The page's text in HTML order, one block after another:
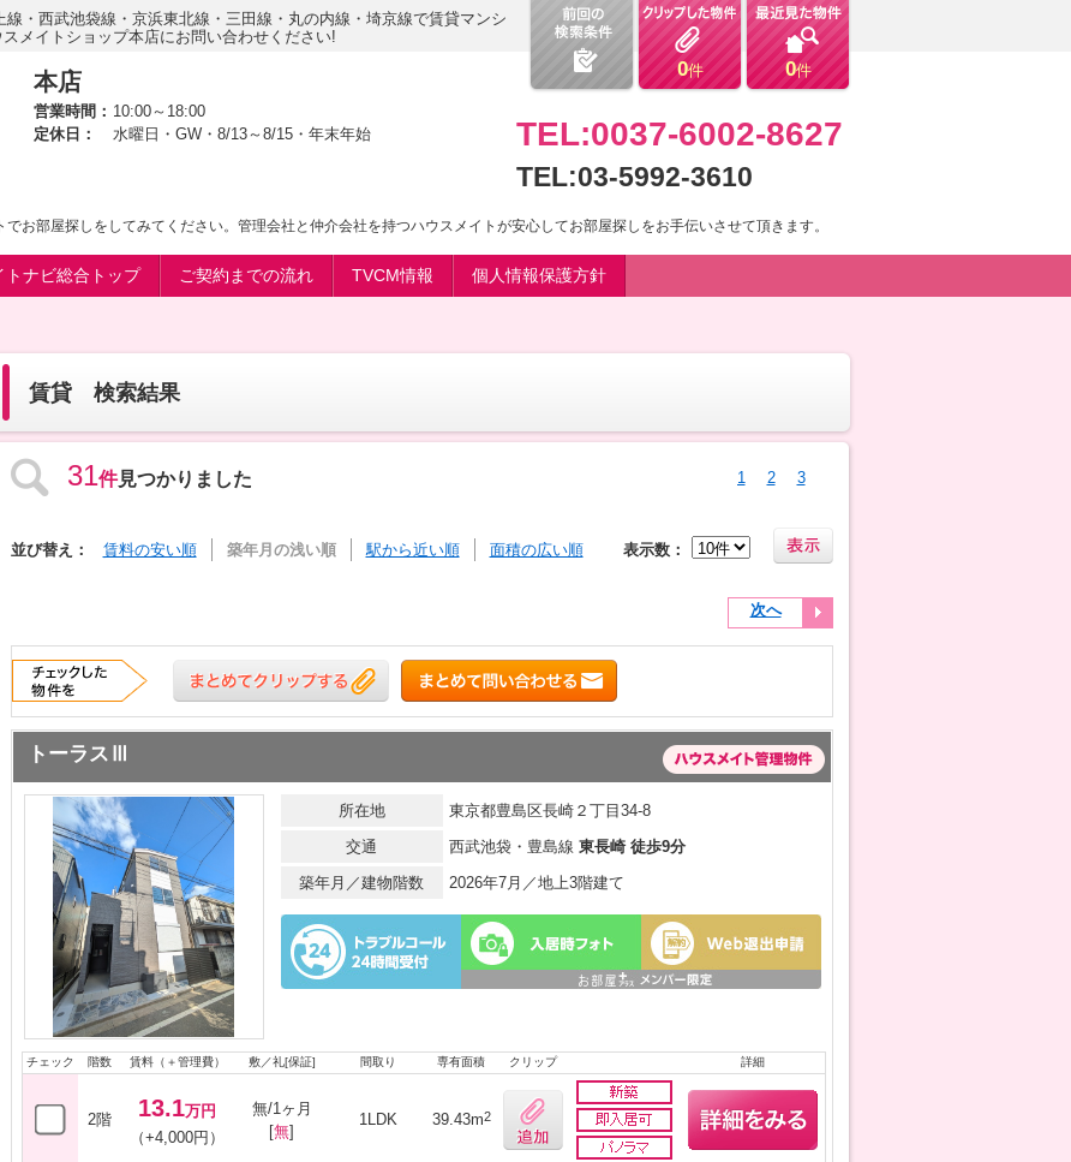
0件 0件
・西武池袋線・京浜東北線・三田線・丸の内線・埼京線で賃貸マンシ
メイトショップ本店にお問い合わせください!
本店
営業時間： 10:00～18:00
定休日：
水曜日・GW・8/13～8/15・年末年始 TEL:0037-6002-8627
TEL:03-5992-3610
お部屋探しをしてみてください。管理会社と仲介会社を持つハウスメイトが安心してお部屋探しをお手伝いさせて頂きます。
トナビ総合トップ ご契約までの流れ TVCM情報 個人情報保護方針
賃貸 検索結果
31件見つかりました 1 2 3
並び替え： 賃料の安い順 築年月の浅い順 駅から近い順 面積の広い順 表示数：
次へ
トーラスⅢ
所在地
東京都豊島区長崎２丁目34-8
交通
西武池袋・豊島線 東長崎 徒歩9分
築年月／建物階数
2026年7月／地上3階建て
チェック 階数 賃料（＋管理費） 敷／礼[保証] 間取り 専有面積 クリップ 詳細
2階 13.1万円
（+4,000円）
無/1ヶ月
[無]
1LDK 39.43m2